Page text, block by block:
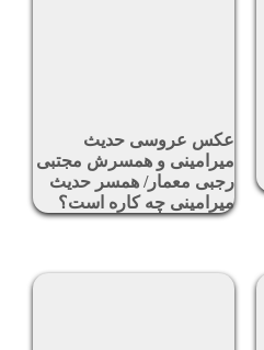
عکس عروسی حدیث
میرامینی و همسرش مجتبی
رجبی معمار/ همسر حدیث
میرامینی چه کاره است؟